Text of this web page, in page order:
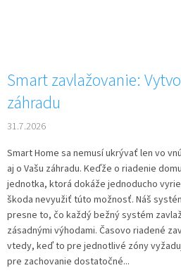
Smart zavlažovanie:
záhradu
31.7.2026
Smart Home sa nemusí ukrývať len vo
aj o Vašu záhradu. Keďže o riadenie
jednotka, ktorá dokáže jednoducho
škoda nevyužiť túto možnosť. Náš
presne to, čo každý bežný systém
zásadnými výhodami. Časovo riadené
vtedy, keď to pre jednotlivé zóny
pre zachovanie dostatočné...